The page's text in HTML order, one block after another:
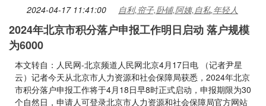
2024-04-17 11:41:00 自利,帘子,卧铺,阿姨,自私,年轻人
2024年北京市积分落户申报工作明日启动 落户规模
为6000
本文转自：人民网-北京频道人民网北京4月17日电 （记者尹星
云）记者今天从北京市人力资源和社会保障局获悉，2024年北京
市积分落户申报工作将于4月18日早8时正式启动，申报期限为30
个自然日，申请人可登录北京市人力资源和社会保障局官方网站